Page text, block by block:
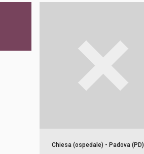
Chiesa (ospedale) - Padova (PD)